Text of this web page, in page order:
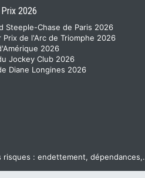
2026
Steeple-Chase de Paris 2026
Prix de l'Arc de Triomphe 2026
2026
Jockey Club 2026
Diane Longines 2026
: endettement,